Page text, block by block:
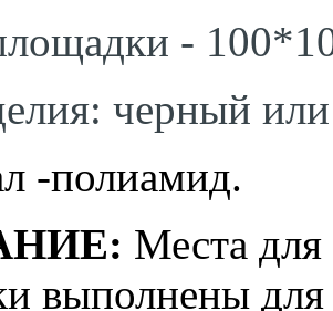
-
черный
-полиамид.
Места для
выполнены для